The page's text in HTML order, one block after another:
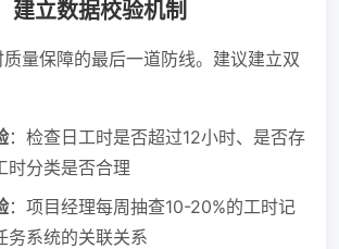
建立数据校验机制
量保障的最后一道防线。建议建立双
：检查日工时是否超过12小时、是否存
时分类是否合理
：项目经理每周抽查10-20%的工时记
务系统的关联关系